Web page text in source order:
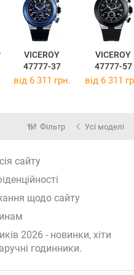
VICEROY
47777-37
VICEROY
47777-57
від 6 311 грн. від 6 311
Фільтр Усі моделі
сайту
щодо сайту
2026 - новинки, хіти
годинники.